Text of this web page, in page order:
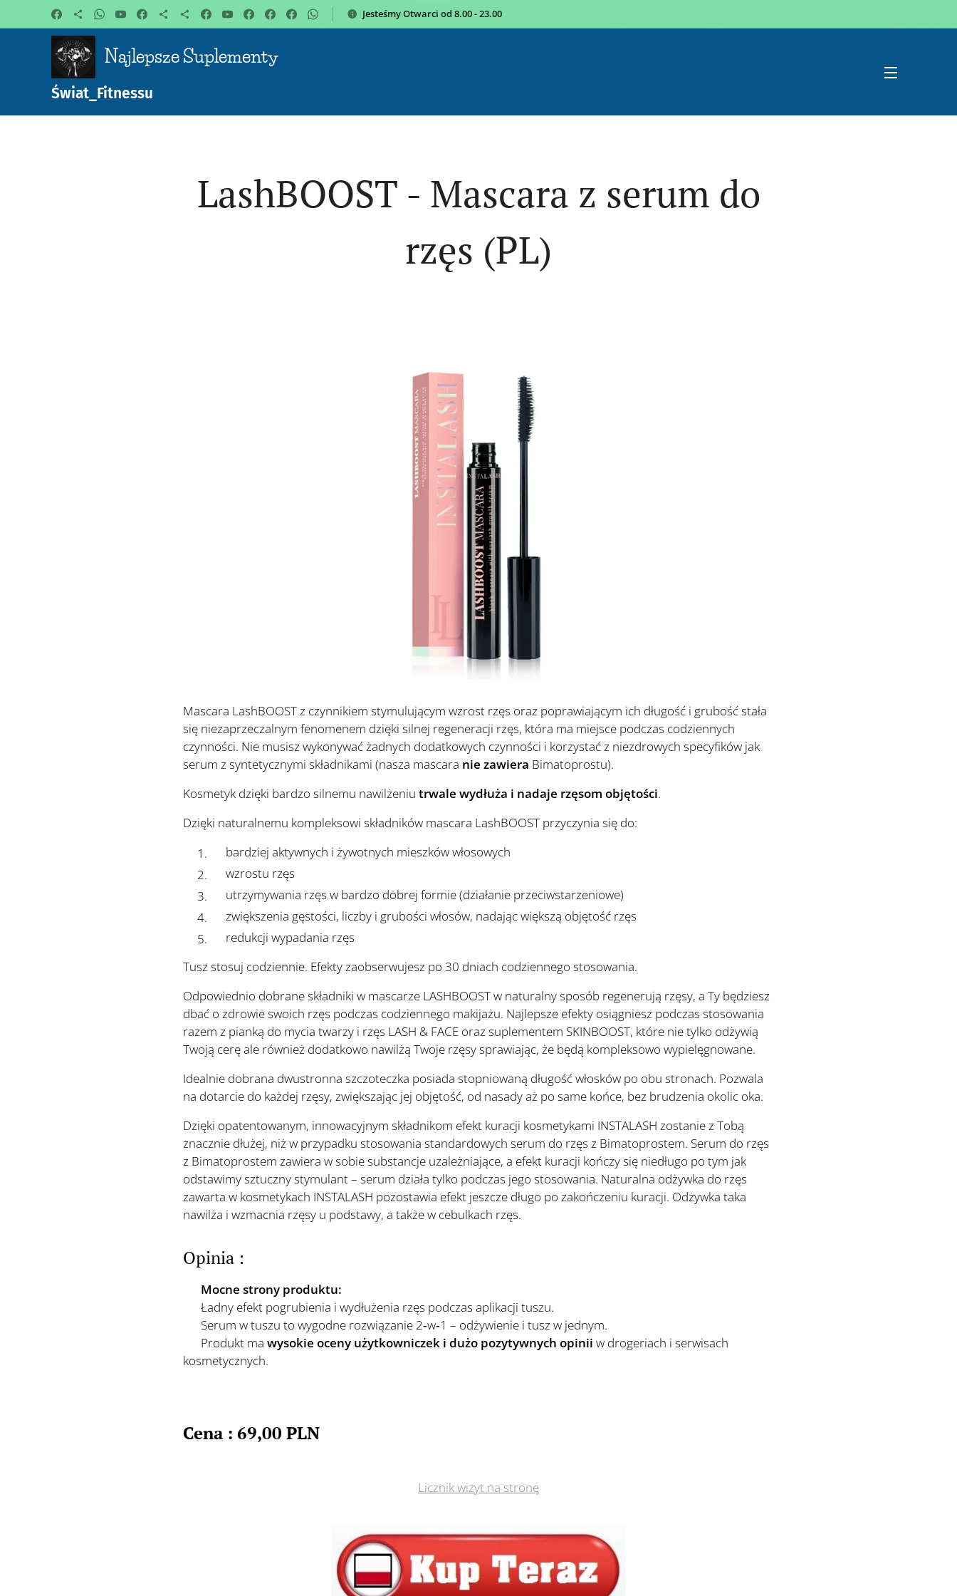
JesteśmyOtwarci od 8.00 - 23.00
Najlepsze Suplementy
Świat_Fitnessu
LashBOOST - Mascara z serum do
rzęs (PL)
Mascara LashBOOST z czynnikiem stymulującym wzrost rzęs oraz poprawiającym ich długość i grubość stała
się niezaprzeczalnym fenomenem dzięki silnej regeneracji rzęs, która ma miejsce podczas codziennych
czynności. Nie musisz wykonywać żadnych dodatkowych czynności i korzystać z niezdrowych specyfików jak
serum z syntetycznymi składnikami (nasza mascara nie zawiera Bimatoprostu).
Kosmetyk dzięki bardzo silnemu nawilżeniu trwale wydłuża i nadaje rzęsom objętości.
Dzięki naturalnemu kompleksowi składników mascara LashBOOST przyczynia się do:
bardziej aktywnych i żywotnych mieszków włosowych
wzrostu rzęs
utrzymywania rzęs w bardzo dobrej formie (działanie przeciwstarzeniowe)
zwiększenia gęstości, liczby i grubości włosów, nadając większą objętość rzęs
redukcji wypadania rzęs
Tusz stosuj codziennie. Efekty zaobserwujesz po 30 dniach codziennego stosowania.
Odpowiednio dobrane składniki w mascarze LASHBOOST w naturalny sposób regenerują rzęsy, a Ty będziesz
dbać o zdrowie swoich rzęs podczas codziennego makijażu. Najlepsze efekty osiągniesz podczas stosowania
razem z pianką do mycia twarzy i rzęs LASH & FACE oraz suplementem SKINBOOST, które nie tylko odżywią
Twoją cerę ale również dodatkowo nawilżą Twoje rzęsy sprawiając, że będą kompleksowo wypielęgnowane.
Idealnie dobrana dwustronna szczoteczka posiada stopniowaną długość włosków po obu stronach. Pozwala
na dotarcie do każdej rzęsy, zwiększając jej objętość, od nasady aż po same końce, bez brudzenia okolic oka.
Dzięki opatentowanym, innowacyjnym składnikom efekt kuracji kosmetykami INSTALASH zostanie z Tobą
znacznie dłużej, niż w przypadku stosowania standardowych serum do rzęs z Bimatoprostem. Serum do rzęs
z Bimatoprostem zawiera w sobie substancje uzależniające, a efekt kuracji kończy się niedługo po tym jak
odstawimy sztuczny stymulant – serum działa tylko podczas jego stosowania. Naturalna odżywka do rzęs
zawarta w kosmetykach INSTALASH pozostawia efekt jeszcze długo po zakończeniu kuracji. Odżywka taka
nawilża i wzmacnia rzęsy u podstawy, a także w cebulkach rzęs.
Opinia :
✳️ Mocne strony produktu:
✔️ Ładny efekt pogrubienia i wydłużenia rzęs podczas aplikacji tuszu.
✔️ Serum w tuszu to wygodne rozwiązanie 2‑w‑1 – odżywienie i tusz w jednym.
✔️ Produkt ma wysokie oceny użytkowniczek i dużo pozytywnych opinii w drogeriach i serwisach
kosmetycznych.
Cena : 69,00 PLN
Licznik wizyt na stronę